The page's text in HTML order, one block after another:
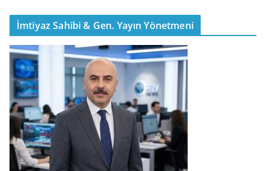
İmtiyaz Sahibi & Gen. Yayın Yönetmeni